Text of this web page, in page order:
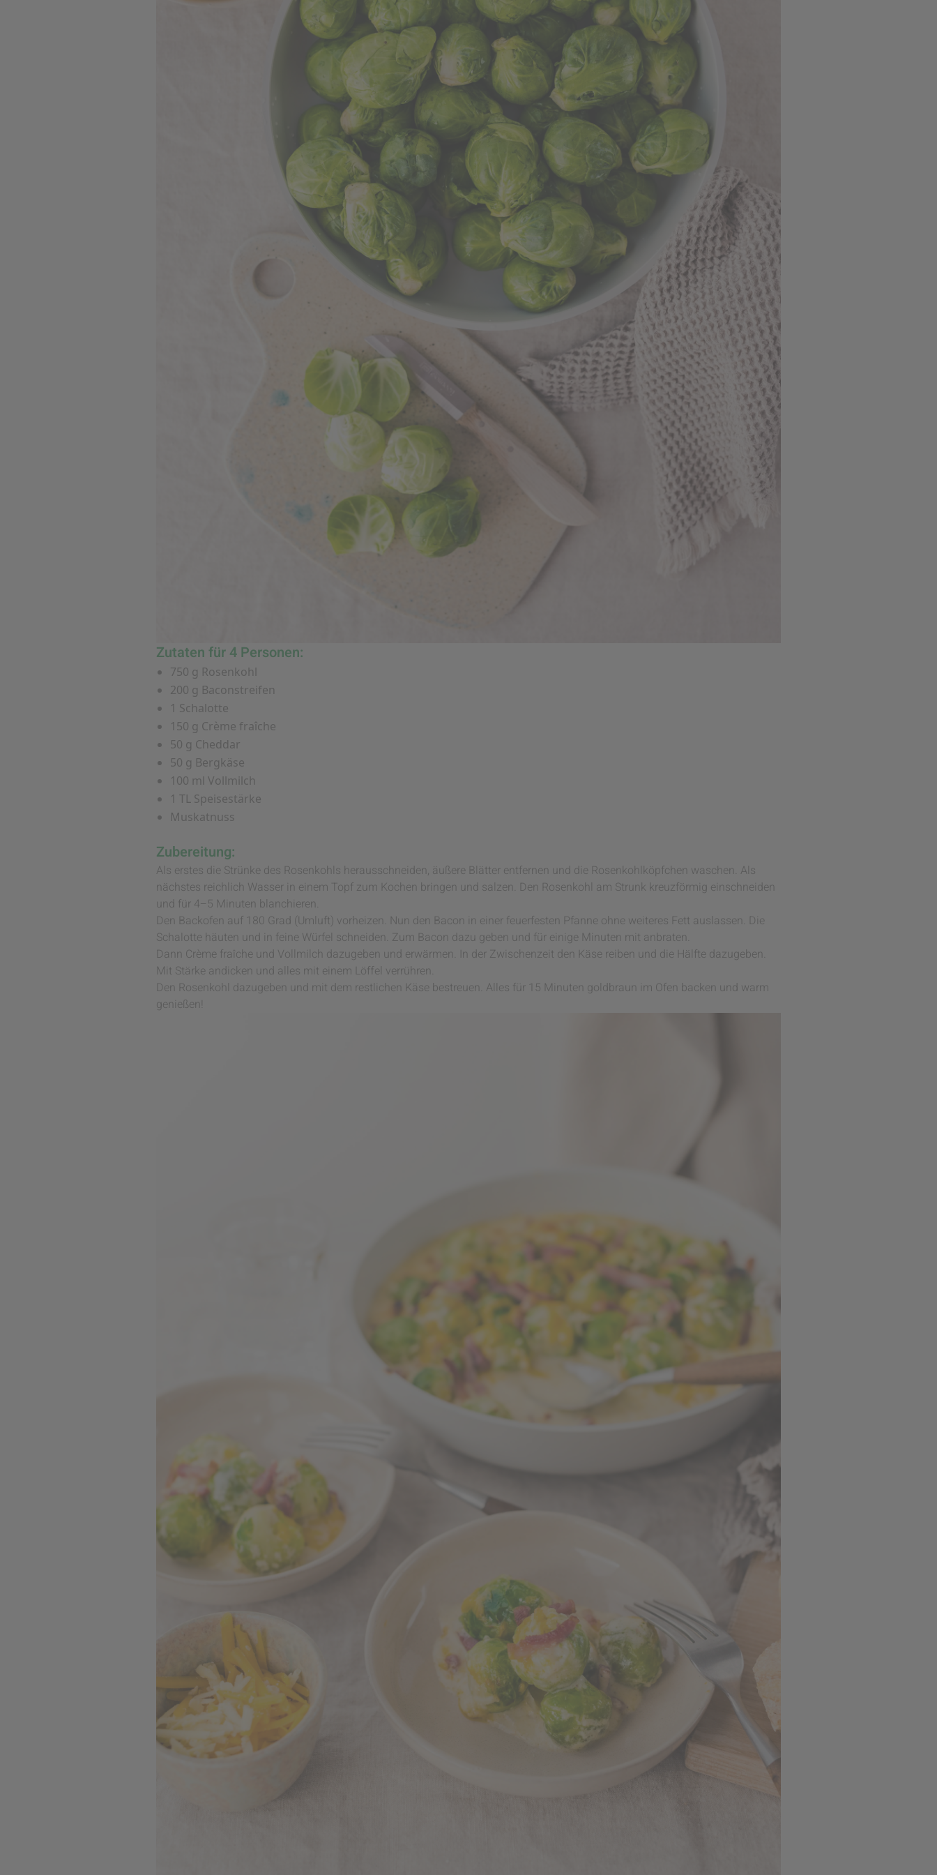
Zutaten für 4 Personen:
750 g Rosenkohl
200 g Baconstreifen
1 Schalotte
150 g Crème fraîche
50 g Cheddar
50 g Bergkäse
100 ml Vollmilch
1 TL Speisestärke
Muskatnuss
Zubereitung:
Als erstes die Strünke des Rosenkohls herausschneiden, äußere Blätter entfernen und die Rosenkohlköpfchen waschen. Als
nächstes reichlich Wasser in einem Topf zum Kochen bringen und salzen. Den Rosenkohl am Strunk kreuzförmig einschneiden
und für 4–5 Minuten blanchieren.
Den Backofen auf 180 Grad (Umluft) vorheizen. Nun den Bacon in einer feuerfesten Pfanne ohne weiteres Fett auslassen. Die
Schalotte häuten und in feine Würfel schneiden. Zum Bacon dazu geben und für einige Minuten mit anbraten.
Dann Crème fraîche und Vollmilch dazugeben und erwärmen. In der Zwischenzeit den Käse reiben und die Hälfte dazugeben.
Mit Stärke andicken und alles mit einem Löffel verrühren.
Den Rosenkohl dazugeben und mit dem restlichen Käse bestreuen. Alles für 15 Minuten goldbraun im Ofen backen und warm
genießen!